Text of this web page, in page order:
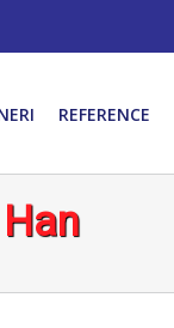
REFERENCE